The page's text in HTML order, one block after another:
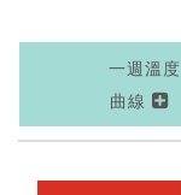
一週溫度
曲線